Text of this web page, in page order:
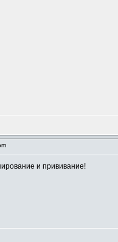
и прививание!